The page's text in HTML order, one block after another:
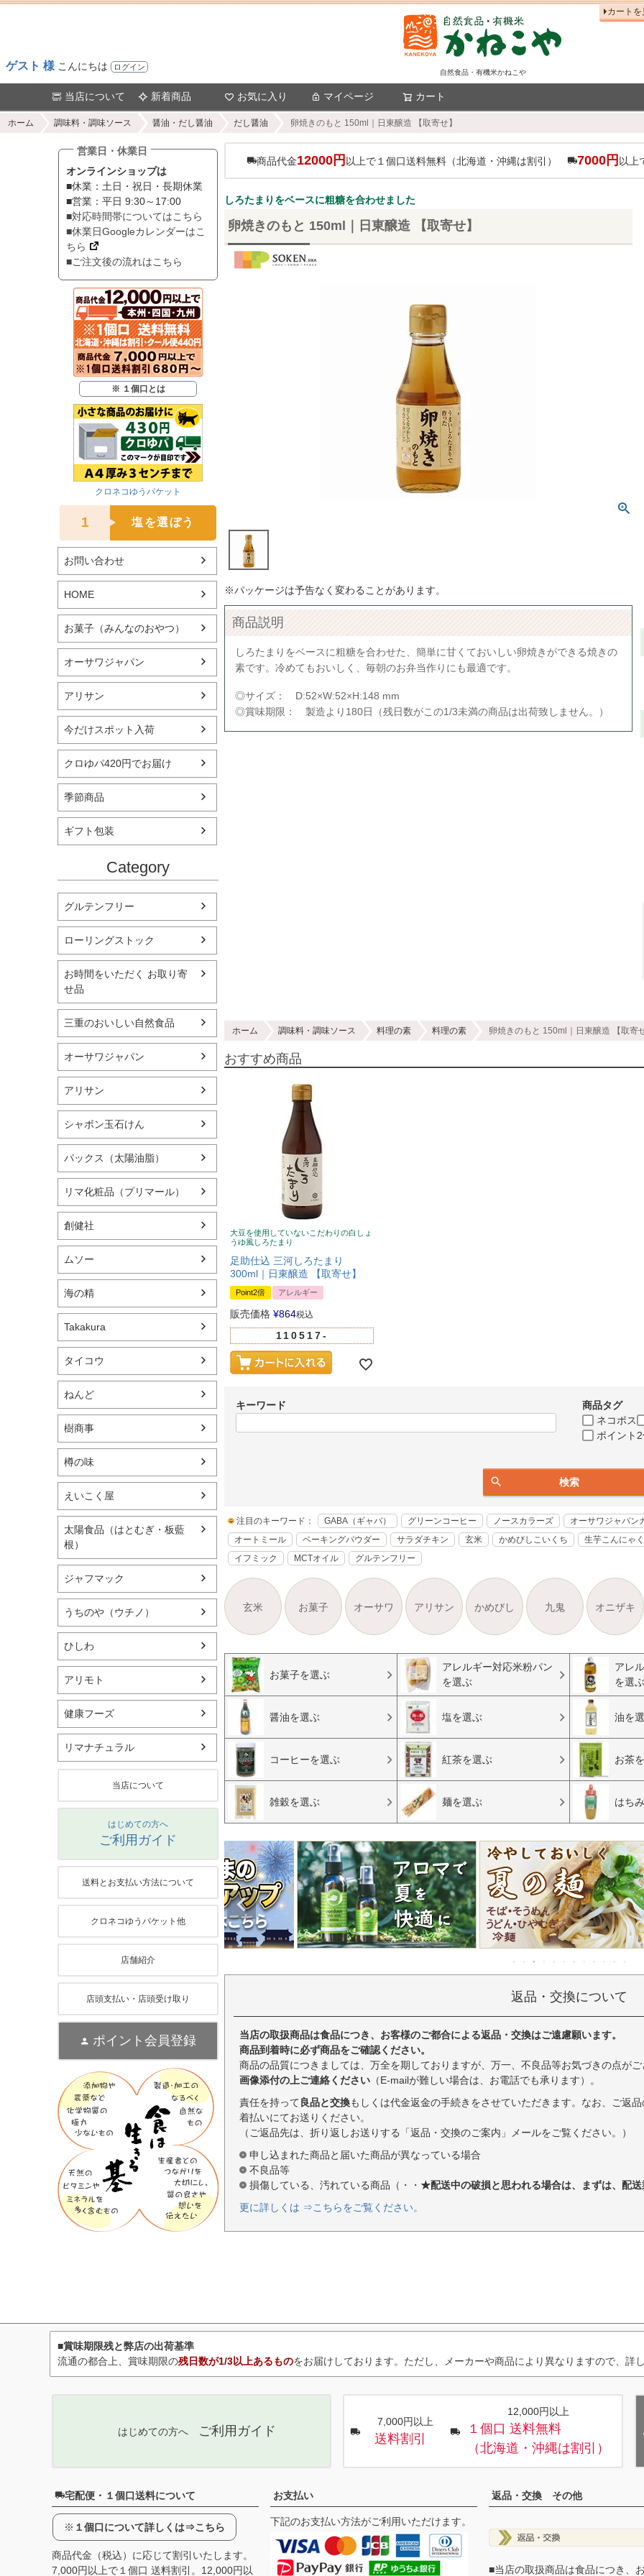
ゲスト 様 こんにちは ログイン
自然食品・有機米かねこや
カートを
当店について 新着商品 お気に入り マイページ カート
ホーム 調味料・調味ソース 醤油・だし醤油 だし醤油 卵焼きのもと 150ml｜日東醸造 【取寄せ】
営業日・休業日
オンラインショップは
■休業：土日・祝日・長期休業
■営業：平日 9:30～17:00
■対応時間帯についてはこちら
■休業日Googleカレンダーはこ
ちら
■ご注文後の流れはこちら
※ １個口とは
クロネコゆうパケット
1 塩を選ぼう
お問い合わせ
HOME
お菓子（みんなのおやつ）
オーサワジャパン
アリサン
今だけスポット入荷
クロゆパ420円でお届け
季節商品
ギフト包装
Category
グルテンフリー
ローリングストック
お時間をいただく お取り寄
せ品
三重のおいしい自然食品
オーサワジャパン
アリサン
シャボン玉石けん
パックス（太陽油脂）
リマ化粧品（プリマール）
創健社
ムソー
海の精
Takakura
タイコウ
ねんど
樹商事
樽の味
えいこく屋
太陽食品（はとむぎ・板藍
根）
ジャフマック
うちのや（ウチノ）
ひしわ
アリモト
健康フーズ
リマナチュラル
当店について
はじめての方へ
ご利用ガイド
送料とお支払い方法について
クロネコゆうパケット他
店舗紹介
店頭支払い・店頭受け取り
ポイント会員登録
商品代金12000円 以上で１個口送料無料（北海道・沖縄は割引） 7000円 以
しろたまりをベースに粗糖を合わせました
卵焼きのもと 150ml｜日東醸造 【取寄せ】
※パッケージは予告なく変わることがあります。
商品説明
しろたまりをベースに粗糖を合わせた、簡単に甘くておいしい卵焼きができる焼きの
素です。冷めてもおいしく、毎朝のお弁当作りにも最適です。
◎サイズ： D:52×W:52×H:148 mm
◎賞味期限： 製造より180日（残日数がこの1/3未満の商品は出荷致しません。）
ホーム 調味料・調味ソース 料理の素 料理の素 卵焼きのもと 150ml｜日東醸造 【取寄
おすすめ商品
大豆を使用していないこだわりの白しょ
うゆ風しろたまり
足助仕込 三河しろたまり
300ml｜日東醸造 【取寄せ】
Point2倍 アレルギー
販売価格 ¥864税込
110517-
キーワード
商品タグ
ネコポス
ポイント
検索
注目のキーワード： GABA（ギャバ） グリーンコーヒー ノースカラーズ
オーサワジャパン
オートミール
ベーキングパウダー サラダチキン 玄米 かめびしこいくち
生芋こんにゃく
イフミック
MCTオイル グルテンフリー
玄米 お菓子 オーサワ アリサン かめびし 九鬼 オニザキ
お菓子を選ぶ
アレルギー対応米粉パン
を選ぶ
アレ
を選ぶ
醤油を選ぶ 塩を選ぶ 油を
コーヒーを選ぶ 紅茶を選ぶ お茶
雑穀を選ぶ 麺を選ぶ はち
返品・交換について
当店の取扱商品は食品につき、お客様のご都合による返品・交換はご遠慮願います。
商品到着時に必ず商品をご確認ください。
商品の品質につきましては、万全を期しておりますが、万一、不良品等お気づきの点が
画像添付の上ご連絡ください （E-mailが難しい場合は、お電話でも承ります）。
責任を持って 良品と交換もしくは代金返金の手続きをさせていただきます。なお、ご返
着払いにてお送りください。
（ご返品先は、折り返しお送りする「返品・交換のご案内」メールをご覧ください。）
申し込まれた商品と届いた商品が異なっている場合
不良品等
損傷している、汚れている商品（・・ ★配送中の破損と思われる場合は、まずは、配
更に詳しくは ⇒こちらをご覧ください。
■賞味期限残と弊店の出荷基準
流通の都合上、賞味期限の残日数が1/3以上あるものをお届けしております。ただし、メーカーや商品により異なりますので、詳
はじめての方へ ご利用ガイド
7,000円以上
送料割引
12,000円以上
１個口 送料無料
（北海道・沖縄は割引）
宅配便・１個口送料について
※ １個口について詳しくは⇒こちら
商品代金（税込）に応じて割引いたします。
7,000円以上で１個口 送料割引。12,000円以
お支払い
下記のお支払い方法がご利用いただけます。
返品・交換 その他
■当店の取扱商品は食品につき、